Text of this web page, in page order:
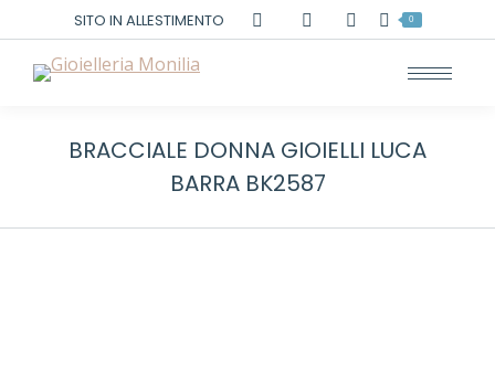
SITO IN ALLESTIMENTO Cerca: 0
BRACCIALE DONNA GIOIELLI LUCA
BARRA BK2587